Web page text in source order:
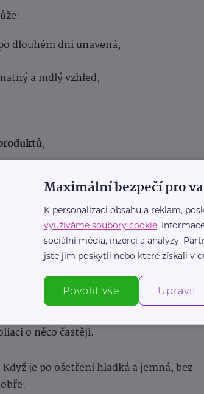
dlouhém dni unavená,
a mdlý vzhled,
,
rituálů.
postup a možná i nižší frekvenci,
o něco častěji.
je po ošetření hladká a jemná, bez
Maximální bezpečí pro
K personalizaci obsahu a reklam,
využíváme soubory cookie.
sociální média, inzerci a analýzy.
jste jim poskytli nebo které získali v
Povolit vše Upravit